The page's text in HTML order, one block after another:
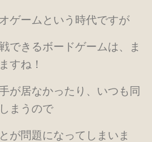
ゲームという時代ですが
できるボードゲームは、ま
すね！
が居なかったり、いつも同
まうので
が問題になってしまいま